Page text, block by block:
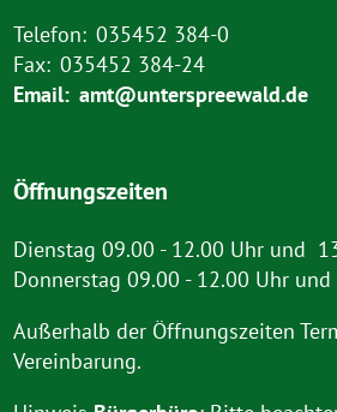
Telefon: 035452 384-0
Fax: 035452 384-24
Email: amt@unterspreewald.de
Öffnungszeiten
Dienstag 09.00 - 12.00 Uhr und
Donnerstag 09.00 - 12.00 Uhr
Außerhalb der Öffnungszeiten
Vereinbarung.